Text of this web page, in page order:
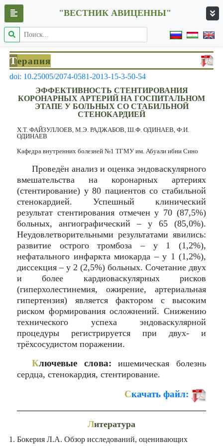
"ВЕСТНИК АВИЦЕННЫ"
Терапия
doi: 10.25005/2074-0581-2013-15-3-50-54
ЭФФЕКТИВНОСТЬ СТЕНТИРОВАНИЯ
КОРОНАРНЫХ АРТЕРИЙ НА ГОСПИТАЛЬНОМ
ЭТАПЕ У БОЛЬНЫХ СО СТАБИЛЬНОЙ
СТЕНОКАРДИЕЙ
Х.Т. ФАЙЗУЛЛОЕВ, М.Э. РАДЖАБОВ, Ш.Ф. ОДИНАЕВ, Ф.И.
ОДИНАЕВ
Кафедра внутренних болезней №1 ТГМУ им. Абуали ибни Сино
Проведён анализ и оценка эндоваскулярного
вмешательства на коронарных артериях
(стентирование) у 80 пациентов со стабильной
стенокардией. Успешный клинический
результат стентирования отмечен у 70 (87,5%)
больных, ангиографический – у 65 (85,0%).
Неудовлетворительными результатами явились:
развитие острого тромбоза – у 1 (1,2%),
нефатального инфаркта миокарда – у 1 (1,2%),
диссекция – у 2 (2,5%) больных. Сочетание двух
и более кардиоваскулярных рисков
(гиперхолестинемия, ожирение, артериальная
гипертензия) является фактором с высоким
риском формирования осложнений. Снижению
технического успеха эндоваскулярной
процедуры регистрируется при двух- и
трёхсосудистом поражении.
Ключевые слова: ишемическая болезнь
сердца, стенокардия, стентирование.
Скачать файл:
Литература
Бокерия Л.А. Обзор исследований, оценивающих